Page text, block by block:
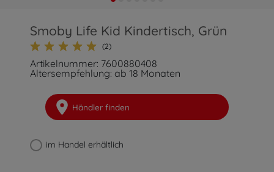
Smoby Life Kid Kindertisch, Grün
(2)
Artikelnummer: 7600880408
Altersempfehlung: ab 18 Monaten
Händler finden
im Handel erhältlich